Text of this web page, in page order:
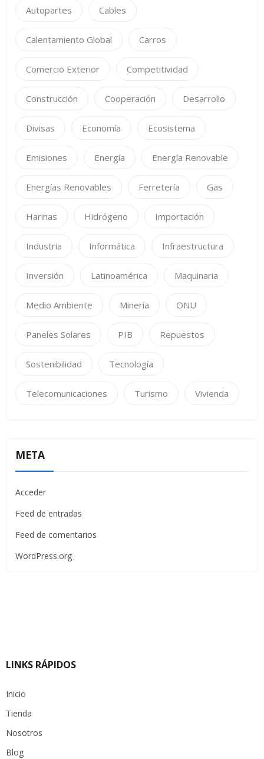
Autopartes Cables
Calentamiento Global Carros
Comercio Exterior Competitividad
Construcción Cooperación Desarrollo
Divisas Economía Ecosistema
Emisiones Energía Energía Renovable
Energías Renovables Ferretería Gas
Harinas Hidrógeno Importación
Industria Informática Infraestructura
Inversión Latinoamérica Maquinaria
Medio Ambiente Minería ONU
Paneles Solares PIB Repuestos
Sostenibilidad Tecnología
Telecomunicaciones Turismo Vivienda
META
Acceder
Feed de entradas
Feed de comentarios
WordPress.org
LINKS RÁPIDOS
Inicio
Tienda
Nosotros
Blog